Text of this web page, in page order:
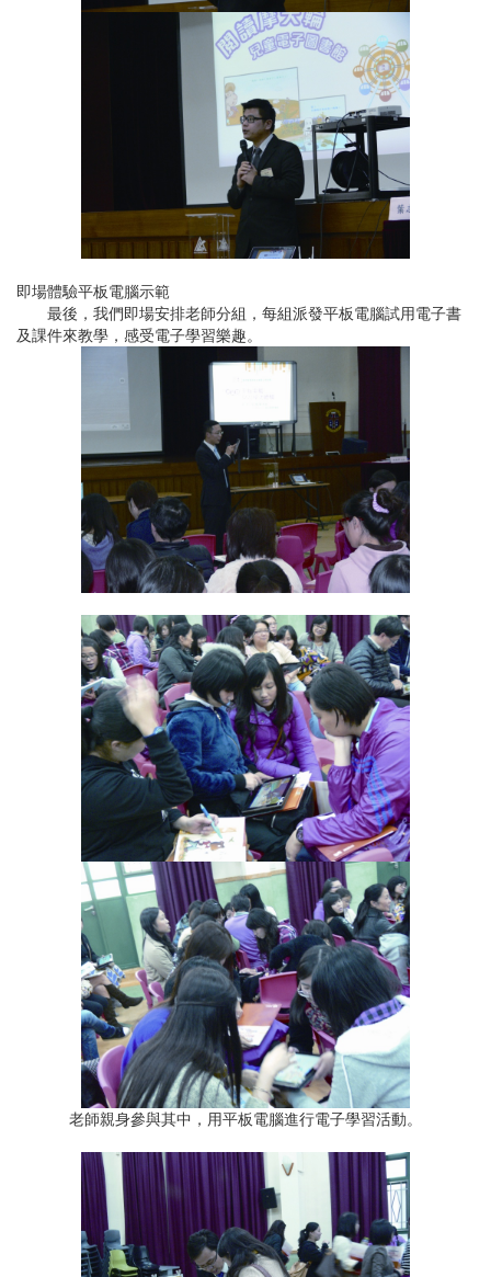
即場體驗平板電腦示範
最後，我們即場安排老師分組，每組派發平板電腦試用電子書
及課件來教學，感受電子學習樂趣。
老師親身參與其中，用平板電腦進行電子學習活動。